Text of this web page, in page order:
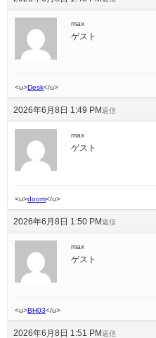
max
ゲスト
<u>Desk</u>
2026年6月8日 1:49 PM 返信
max
ゲスト
<u>doom</u>
2026年6月8日 1:50 PM 返信
max
ゲスト
<u>BH03</u>
2026年6月8日 1:51 PM 返信